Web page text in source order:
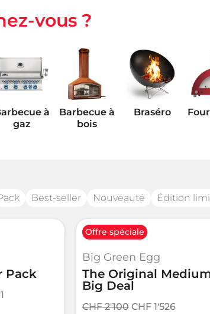
Meater Paranocta
vous ?
à
gaz
Barbecue à
bois
Braséro
Best-seller Nouveauté Édition
Pack
Offre spéciale
Big Green Egg
The Original
Big Deal
CHF2'100 CHF1'526